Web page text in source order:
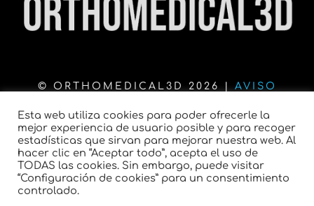
© ORTHOMEDICAL3D 2026 | AVISO
LEGAL | POLÍTICA DE
PRIVACIDAD|COOKIES|AYUDAS|
CONTACTO
Esta web utiliza cookies para poder ofrecerle la
mejor experiencia de usuario posible y para recoger
estadísticas que sirvan para mejorar nuestra web. Al
hacer clic en “Aceptar todo”, acepta el uso de
TODAS las cookies. Sin embargo, puede visitar
“Configuración de cookies” para un consentimiento
controlado.